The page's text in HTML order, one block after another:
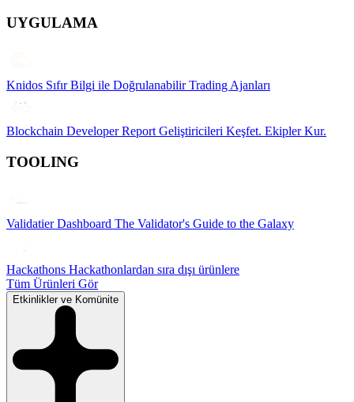
UYGULAMA
Knidos Sıfır Bilgi ile Doğrulanabilir Trading Ajanları
Blockchain Developer Report Geliştiricileri Keşfet. Ekipler Kur.
TOOLING
Validatier Dashboard The Validator's Guide to the Galaxy
Hackathons Hackathonlardan sıra dışı ürünlere
Tüm Ürünleri Gör
Etkinlikler ve Komünite